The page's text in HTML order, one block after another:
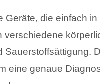
Geräte, die einfach
eine genaue